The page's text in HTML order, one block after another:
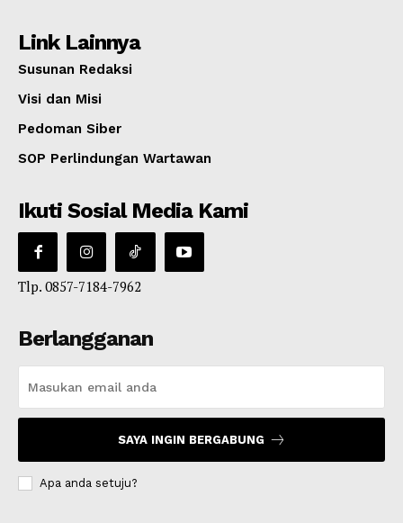
Link Lainnya
Susunan Redaksi
Visi dan Misi
Pedoman Siber
SOP Perlindungan Wartawan
Ikuti Sosial Media Kami
Tlp. 0857-7184-7962
Berlangganan
SAYA INGIN BERGABUNG
Apa anda setuju?